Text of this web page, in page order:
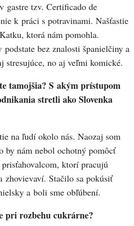
gastre tzv. Certificado de
k práci s potravinami. Našťastie
ktorá nám pomohla.
bez znalosti španielčiny a
stresujúce, no aj veľmi komické.
tamojšia? S akým prístupom
stretli ako Slovenka
na ľudí okolo nás. Naozaj som
by nám nebol ochotný pomôcť
ktorí pracujú
zhovievaví. Stačilo sa pokúsiť
a boli sme obľúbení.
pri rozbehu cukrárne?